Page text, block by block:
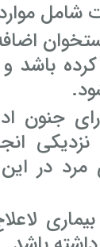
شامل
باشد
جنون
نزدیکی
در این